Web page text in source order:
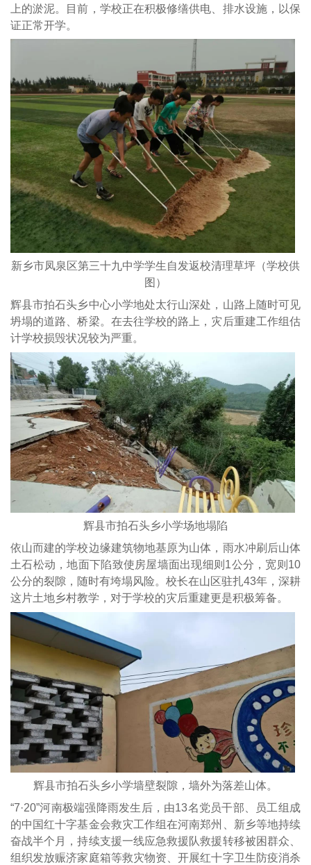
上的淤泥。目前，学校正在积极修缮供电、排水设施，以保
证正常开学。
新乡市凤泉区第三十九中学学生自发返校清理草坪（学校供
图）
辉县市拍石头乡中心小学地处太行山深处，山路上随时可见
坍塌的道路、桥梁。在去往学校的路上，灾后重建工作组估
计学校损毁状况较为严重。
辉县市拍石头乡小学场地塌陷
依山而建的学校边缘建筑物地基原为山体，雨水冲刷后山体
土石松动，地面下陷致使房屋墙面出现细则1公分，宽则10
公分的裂隙，随时有垮塌风险。校长在山区驻扎43年，深耕
这片土地乡村教学，对于学校的灾后重建更是积极筹备。
辉县市拍石头乡小学墙壁裂隙，墙外为落差山体。
“7·20”河南极端强降雨发生后，由13名党员干部、员工组成
的中国红十字基金会救灾工作组在河南郑州、新乡等地持续
奋战半个月，持续支援一线应急救援队救援转移被困群众、
组织发放赈济家庭箱等救灾物资、开展红十字卫生防疫消杀